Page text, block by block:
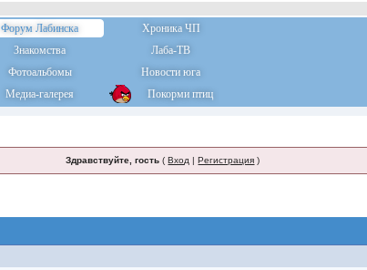
Форум Лабинска
Хроника ЧП
Знакомства
Лаба-ТВ
Фотоальбомы
Новости юга
Медиа-галерея Покорми птиц
Здравствуйте, гость (Вход |Регистрация )